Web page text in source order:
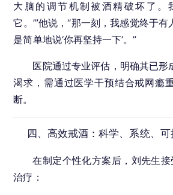
大脑的调节机制被酒精破坏了。
它。’”他说，“那一刻，我感觉终于
是简单地说‘你再坚持一下’。”
医院通过专业评估，明确其已形
渴求，需通过医学干预结合戒网瘾
断。
四、高效戒酒：科学、系统、
在制定个性化方案后，刘先生
治疗：